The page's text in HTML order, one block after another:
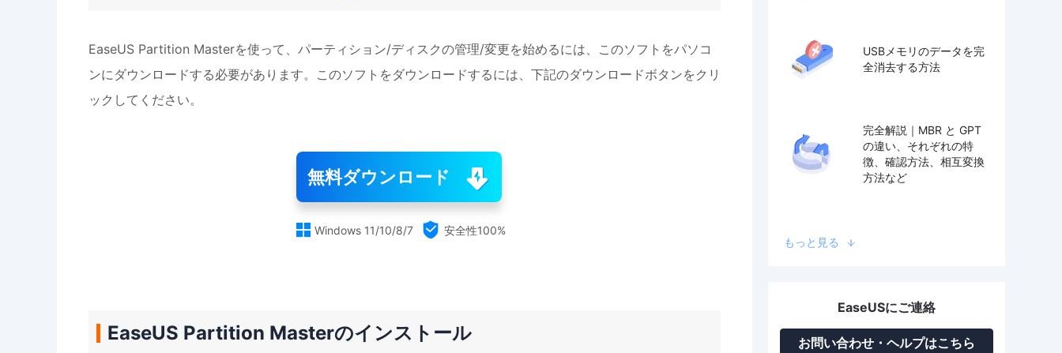
EaseUS Partition Masterを使って、パーティション/ディスクの管理/変更を始めるには、このソフトをパソコ
ンにダウンロードする必要があります。このソフトをダウンロードするには、下記のダウンロードボタンをクリ
ックしてください。
無料ダウンロード
 Windows 11/10/8/7  安全性100%
EaseUS Partition Masterのインストール
USBメモリのデータを完
全消去する方法
完全解説｜MBR と GPT
の違い、それぞれの特
徴、確認方法、相互変換
方法など
もっと見る
EaseUSにご連絡
お問い合わせ・ヘルプはこちら